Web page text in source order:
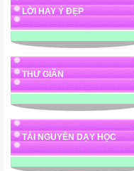
LỜI HAY Ý ĐẸP
THƯ GIÃN
TÀI NGUYÊN DẠY HỌC